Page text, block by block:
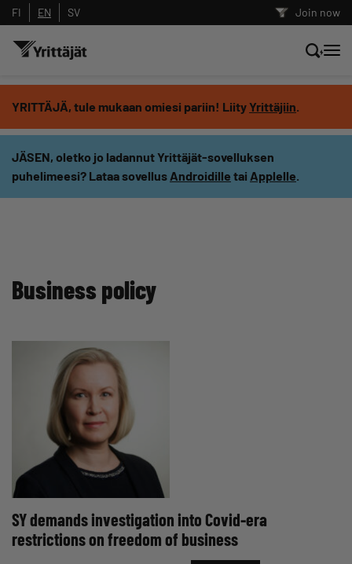
Join now
FI EN SV
YRITTÄJÄ, tule mukaan omiesi pariin! LiityYrittäjiin.
JÄSEN, oletko jo ladannut Yrittäjät-sovelluksen
puhelimeesi? Lataa sovellus Androidille tai Applelle.
Business policy
SY demands investigation into Covid-era
restrictions on freedom of business
Search news, content and training